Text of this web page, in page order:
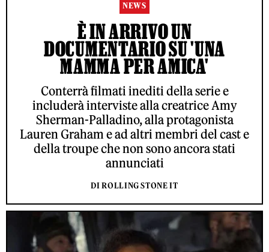
NEWS
È IN ARRIVO UN
DOCUMENTARIO SU 'UNA
MAMMA PER AMICA'
Conterrà filmati inediti della serie e
includerà interviste alla creatrice Amy
Sherman-Palladino, alla protagonista
Lauren Graham e ad altri membri del cast e
della troupe che non sono ancora stati
annunciati
DI ROLLING STONE IT